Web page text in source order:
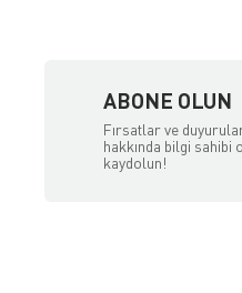
ABONE OLUN
Fırsatlar ve
hakkında bilgi sahibi
kaydolun!